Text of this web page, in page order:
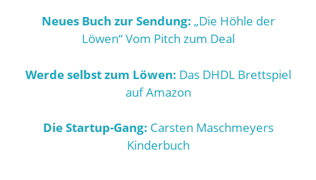
Neues Buch zur Sendung: „Die Höhle der
Löwen“ Vom Pitch zum Deal
Werde selbst zum Löwen: Das DHDL Brettspiel
auf Amazon
Die Startup-Gang: Carsten Maschmeyers
Kinderbuch